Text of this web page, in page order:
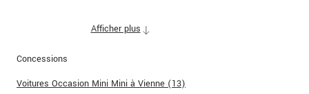
Afficher plus
Concessions
Voitures Occasion Mini Mini à Vienne (13)